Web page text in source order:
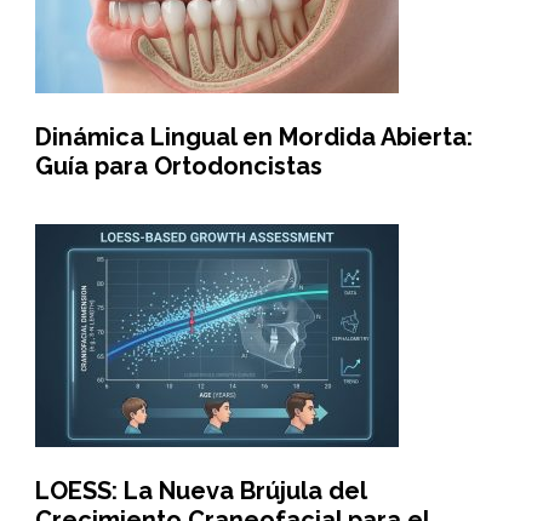
Dinámica Lingual en Mordida Abierta:
Guía para Ortodoncistas
LOESS: La Nueva Brújula del